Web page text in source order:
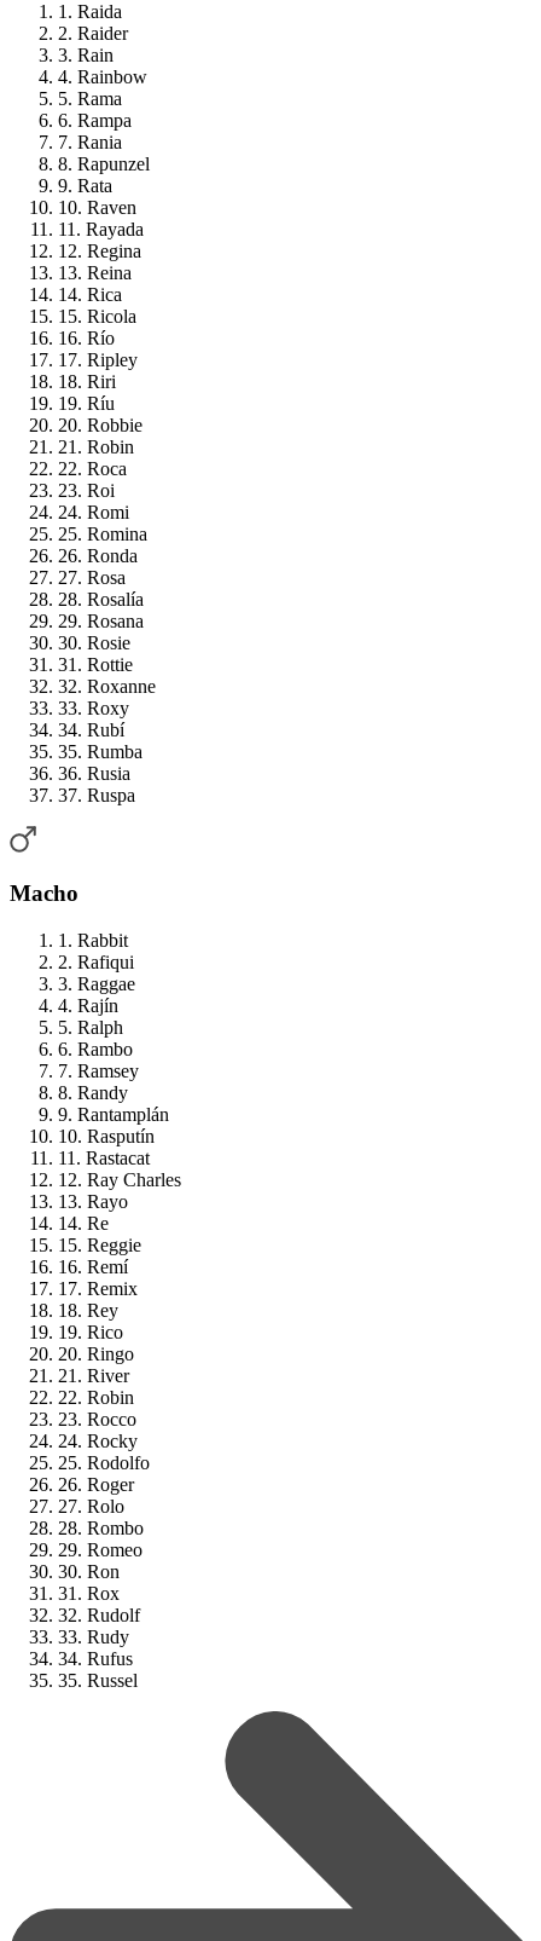
1. Raida
2. Raider
3. Rain
4. Rainbow
5. Rama
6. Rampa
7. Rania
8. Rapunzel
9. Rata
10. Raven
11. Rayada
12. Regina
13. Reina
14. Rica
15. Ricola
16. Río
17. Ripley
18. Riri
19. Ríu
20. Robbie
21. Robin
22. Roca
23. Roi
24. Romi
25. Romina
26. Ronda
27. Rosa
28. Rosalía
29. Rosana
30. Rosie
31. Rottie
32. Roxanne
33. Roxy
34. Rubí
35. Rumba
36. Rusia
37. Ruspa
Macho
1. Rabbit
2. Rafiqui
3. Raggae
4. Rajín
5. Ralph
6. Rambo
7. Ramsey
8. Randy
9. Rantamplán
10. Rasputín
11. Rastacat
12. Ray Charles
13. Rayo
14. Re
15. Reggie
16. Remí
17. Remix
18. Rey
19. Rico
20. Ringo
21. River
22. Robin
23. Rocco
24. Rocky
25. Rodolfo
26. Roger
27. Rolo
28. Rombo
29. Romeo
30. Ron
31. Rox
32. Rudolf
33. Rudy
34. Rufus
35. Russel